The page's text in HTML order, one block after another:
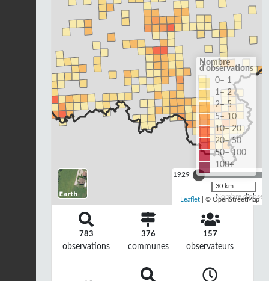
1929
Nombre
Nombre
d'observations
0– 1
1– 2
2– 5
5– 10
10– 20
20– 50
50– 100
100+
30 km
Leaflet | © OpenStreetMap
783
observations
376
communes
157
observateurs